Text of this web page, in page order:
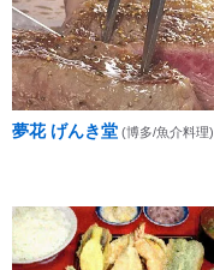
夢花 げんき堂 (博多/魚介料理)